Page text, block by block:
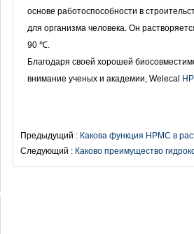
основе работоспособности в
для организма человека. Он
90 ℃.
Благодаря своей хорошей
внимание ученых и академии, Welecal
Предыдущий : Какова функция HPMC в
Следующий : Каково преимущество